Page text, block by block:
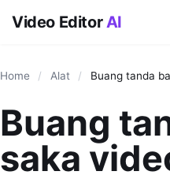
Video EditorAI
Home / Alat / Buang tanda
Buang
saka